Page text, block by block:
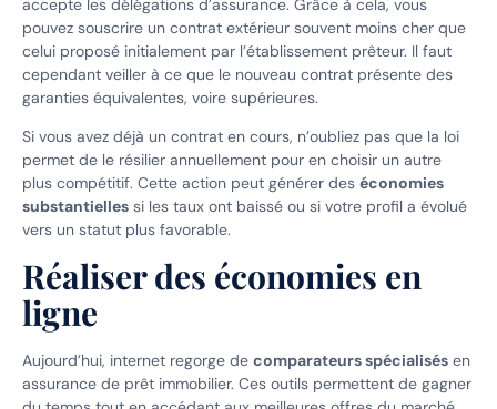
accepte les délégations d’assurance. Grâce à cela, vous
pouvez souscrire un contrat extérieur souvent moins cher que
celui proposé initialement par l’établissement prêteur. Il faut
cependant veiller à ce que le nouveau contrat présente des
garanties équivalentes, voire supérieures.
Si vous avez déjà un contrat en cours, n’oubliez pas que la loi
permet de le résilier annuellement pour en choisir un autre
plus compétitif. Cette action peut générer des économies
substantielles si les taux ont baissé ou si votre profil a évolué
vers un statut plus favorable.
Réaliser des économies en
ligne
Aujourd’hui, internet regorge de comparateurs spécialisés en
assurance de prêt immobilier. Ces outils permettent de gagner